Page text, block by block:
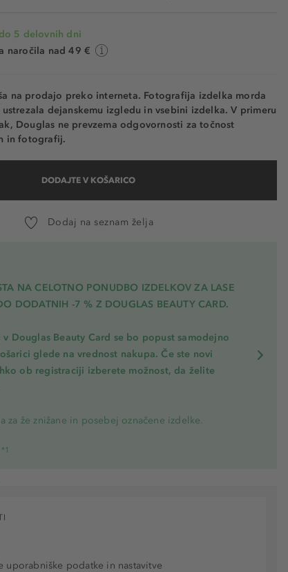
5 delovnih dni
naročila nad 49 €
na prodajo preko interneta. Fotografija izdelka morda
dejanskemu izgledu in vsebini izdelka. V primeru
Douglas ne prevzema odgovornosti za točnost
in fotografij.
DODAJTE V KOŠARICO
Dodaj na seznam želja
NA CELOTNO PONUDBO IZDELKOV ZA LASE
DODATNIH -7 % Z DOUGLAS BEAUTY CARD.
Douglas Beauty Card se bo popust samodejno
glede na vrednost nakupa. Če ste novi
ob registraciji izberete možnost, da želite
za že znižane in posebej označene izdelke.
*1
uporabniške podatke in nastavitve